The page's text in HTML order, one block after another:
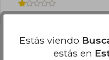
Estás viendo
estás en